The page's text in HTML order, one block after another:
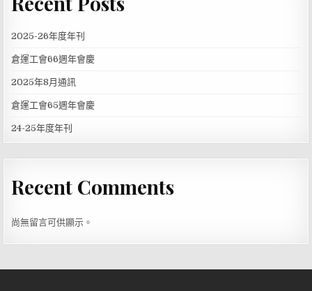
2025-26年度年刊
倉運工會66週年會慶
2025年8月通訊
倉運工會65週年會慶
24-25年度年刊
Recent Comments
尚無留言可供顯示。